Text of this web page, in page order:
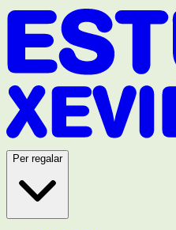
Per regalar